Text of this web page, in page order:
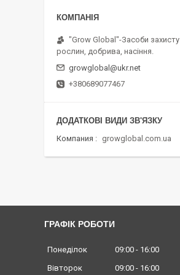
"Grow Global"-Засоби захисту
рослин, добрива, насіння.
growglobal@ukr.net
+380689077467
Компания growglobal.com.ua
ГРАФІК РОБОТИ
Понеділок 09:00
16:00
Вівторок
09:00 16:00